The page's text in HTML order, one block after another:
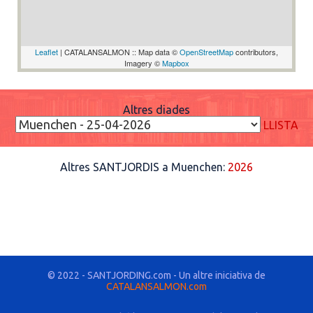
Leaflet | CATALANSALMON :: Map data ©OpenStreetMapcontributors,
Imagery ©Mapbox
Altres diades
LLISTA
Altres SANTJORDIS a Muenchen: 2026
© 2022 - SANTJORDING.com - Un altre iniciativa de
CATALANSALMON.com